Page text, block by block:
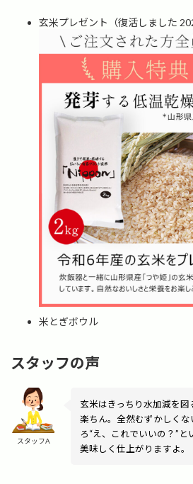
玄米プレゼント（復活しました
米とぎボウル
スタッフの声
スタッフA
玄米はきっちり水加減を
楽ちん。全然むずかしくな
ろ“え、これでいいの？”と
美味しく仕上がりますよ。